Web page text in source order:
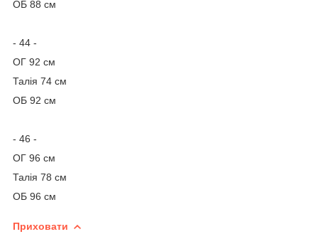
ОБ 88 см
- 44 -
ОГ 92 см
Талія 74 см
ОБ 92 см
- 46 -
ОГ 96 см
Талія 78 см
ОБ 96 см
Приховати